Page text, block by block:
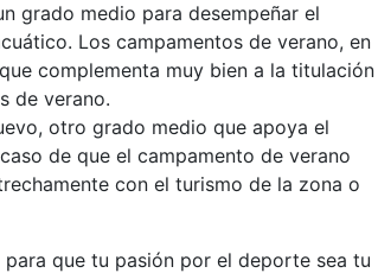
grado medio para desempeñar el
Los campamentos de verano, en
complementa muy bien a la titulación
de verano.
otro grado medio que apoya el
de que el campamento de verano
con el turismo de la zona o
que tu pasión por el deporte sea tu